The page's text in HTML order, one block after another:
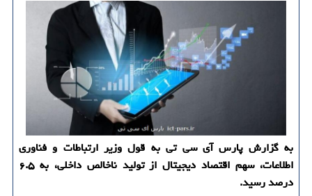
به گزارش پارس آی سی تی به قول وزیر ارتباطات و فناوری
اطلاعات، سهم اقتصاد دیجیتال از تولید ناخالص داخلی، به ۶.۵
درصد رسید.